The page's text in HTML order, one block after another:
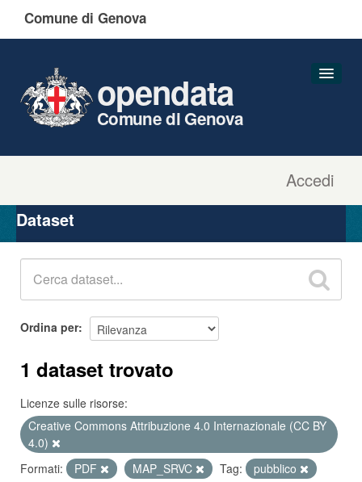
Comune di Genova
Accedi
opendata
Comune di Genova
Organizzazioni
Gruppi
Dataset
Ordina per
1 dataset trovato
Licenze sulle risorse:
Creative Commons Attribuzione 4.0 Internazionale (CC BY
4.0)
Formati:
PDF MAP_SRVC Tag:
pubblico